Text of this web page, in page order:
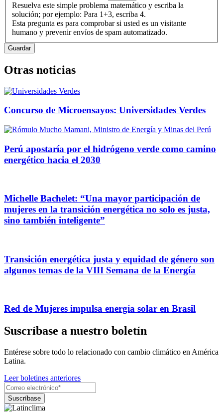
Resuelva este simple problema matemático y escriba la
solución; por ejemplo: Para 1+3, escriba 4.
Esta pregunta es para comprobar si usted es un visitante
humano y prevenir envíos de spam automatizado.
Otras noticias
Concurso de Microensayos: Universidades Verdes
Perú apostaría por el hidrógeno verde como camino
energético hacia el 2030
Michelle Bachelet: “Una mayor participación de
mujeres en la transición energética no solo es justa,
sino también inteligente”
Transición energética justa y equidad de género son
algunos temas de la VIII Semana de la Energía
Red de Mujeres impulsa energía solar en Brasil
Suscríbase a nuestro boletín
Entérese sobre todo lo relacionado con cambio climático en América
Latina.
Leer boletines anteriores